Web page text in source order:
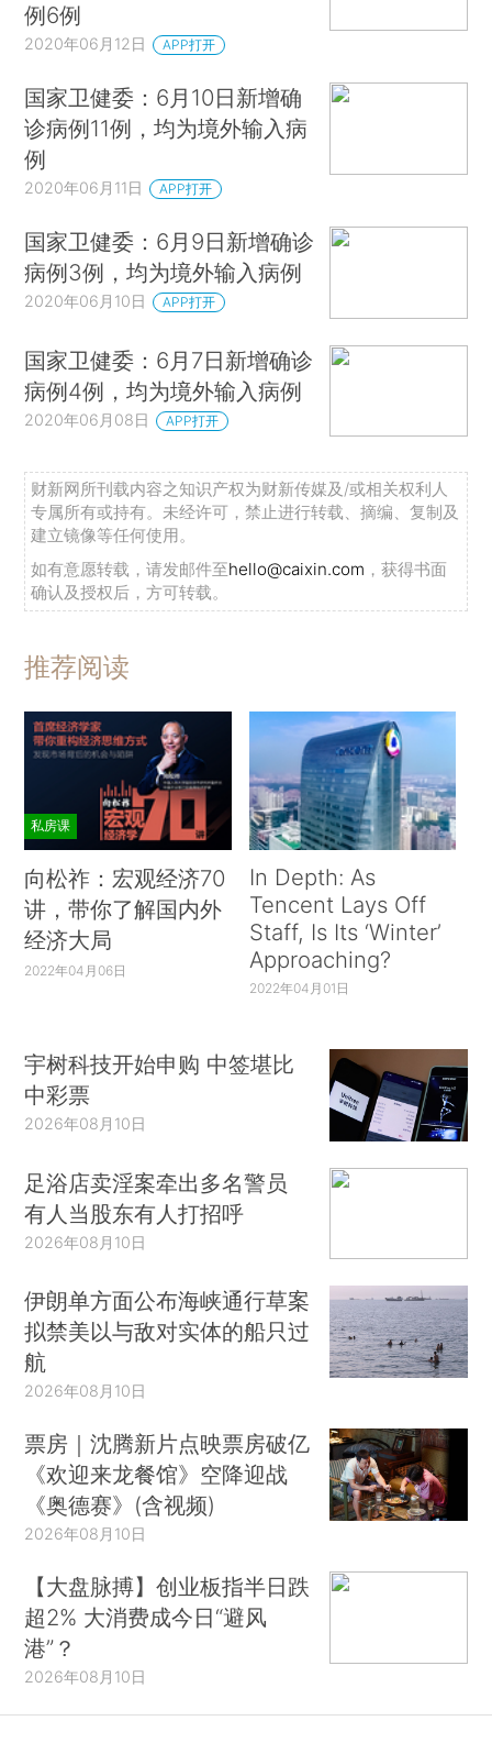
例6例
2020年06月12日 APP打开
国家卫健委：6月10日新增确
诊病例11例，均为境外输入病
例
2020年06月11日 APP打开
国家卫健委：6月9日新增确诊
病例3例，均为境外输入病例
2020年06月10日 APP打开
国家卫健委：6月7日新增确诊
病例4例，均为境外输入病例
2020年06月08日 APP打开
财新网所刊载内容之知识产权为财新传媒及/或相关权利人
专属所有或持有。未经许可，禁止进行转载、摘编、复制及
建立镜像等任何使用。
如有意愿转载，请发邮件至hello@caixin.com ，获得书面
确认及授权后，方可转载。
推荐阅读
私房课
向松祚：宏观经济70
讲，带你了解国内外
经济大局
2022年04月06日
In Depth: As
Tencent Lays Off
Staff, Is Its ‘Winter’
Approaching?
2022年04月01日
宇树科技开始申购 中签堪比
中彩票
2026年08月10日
足浴店卖淫案牵出多名警员
有人当股东有人打招呼
2026年08月10日
伊朗单方面公布海峡通行草案
拟禁美以与敌对实体的船只过
航
2026年08月10日
票房｜沈腾新片点映票房破亿
《欢迎来龙餐馆》空降迎战
《奥德赛》(含视频)
2026年08月10日
【大盘脉搏】创业板指半日跌
超2% 大消费成今日“避风
港”？
2026年08月10日